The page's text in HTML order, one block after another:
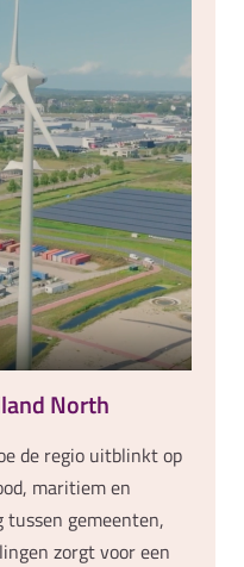
North
de regio uitblinkt op
maritiem en
gemeenten,
zorgt voor een